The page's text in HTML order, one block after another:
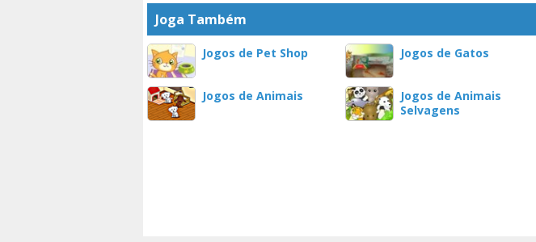
Joga Também
Jogos de Pet Shop Jogos de Gatos
Jogos de Animais
Jogos de Animais
Selvagens